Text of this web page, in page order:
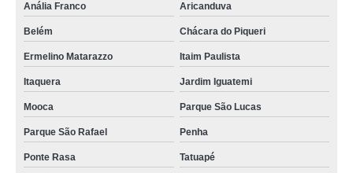
Anália Franco
Aricanduva
Belém Chácara do Piqueri
Ermelino Matarazzo Itaim Paulista
Itaquera Jardim Iguatemi
Mooca Parque São Lucas
Parque São Rafael Penha
Ponte Rasa Tatuapé